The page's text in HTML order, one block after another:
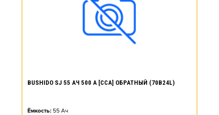
BUSHIDO SJ 55 АЧ 500 А [CCA] ОБРАТНЫЙ (70B24L)
Ёмкость: 55 Ач